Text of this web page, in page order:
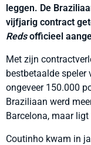
leggen. De
vijfjarig contract
Redsofficieel
Met zijn
bestbetaalde speler
ongeveer 150.000
Braziliaan werd
Barcelona, maar
Coutinho kwam in